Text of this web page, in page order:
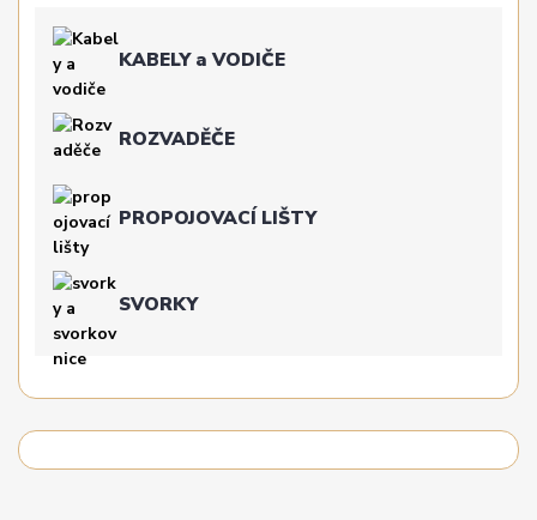
KABELY a VODIČE
ROZVADĚČE
PROPOJOVACÍ LIŠTY
SVORKY